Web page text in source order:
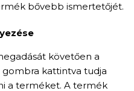
bővebb ismertetőjét.
követően a
gombra kattintva tudja
a terméket. A termék